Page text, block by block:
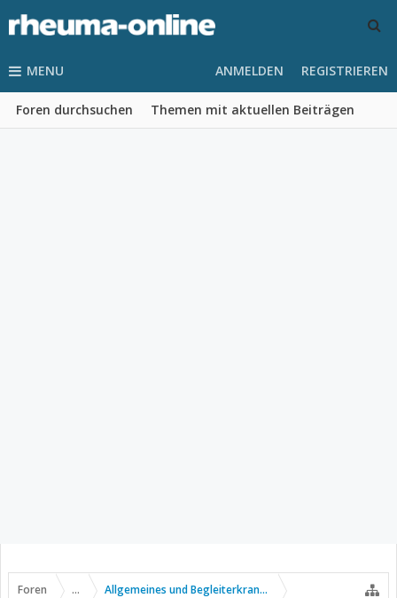
MENU
Foren durchsuchen Themen mit aktuellen Beiträgen
ANMELDEN REGISTRIEREN
Foren ... Allgemeines und Begleiterkrankungen